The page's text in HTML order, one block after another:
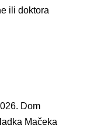
ili doktora
Dom
Mačeka